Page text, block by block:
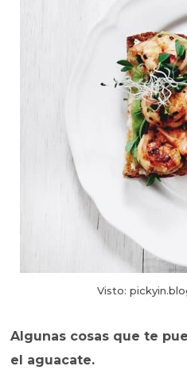
Visto:
Algunas cosas que te
el aguacate.